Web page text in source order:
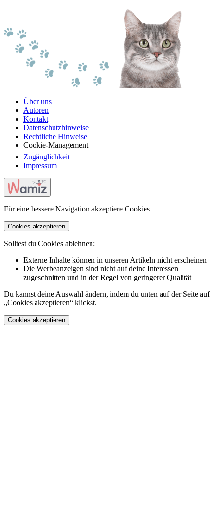
Über uns
Autoren
Kontakt
Datenschutzhinweise
Rechtliche Hinweise
Cookie-Management
Zugänglichkeit
Impressum
Für eine bessere Navigation akzeptiere Cookies
Cookies akzeptieren
Solltest du Cookies ablehnen:
Externe Inhalte können in unseren Artikeln nicht erscheinen
Die Werbeanzeigen sind nicht auf deine Interessen
zugeschnitten und in der Regel von geringerer Qualität
Du kannst deine Auswahl ändern, indem du unten auf der Seite auf
„Cookies akzeptieren“ klickst.
Cookies akzeptieren